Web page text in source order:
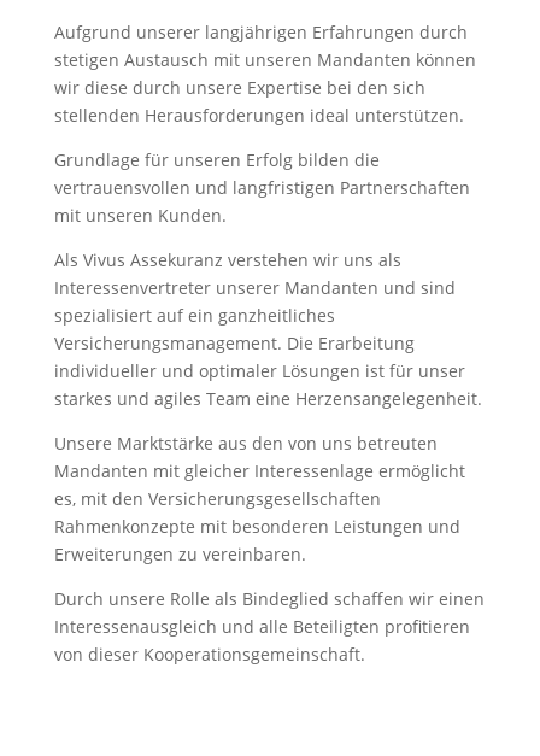
Aufgrund unserer langjährigen Erfahrungen durch
stetigen Austausch mit unseren Mandanten können
wir diese durch unsere Expertise bei den sich
stellenden Herausforderungen ideal unterstützen.
Grundlage für unseren Erfolg bilden die
vertrauensvollen und langfristigen Partnerschaften
mit unseren Kunden.
Als Vivus Assekuranz verstehen wir uns als
Interessenvertreter unserer Mandanten und sind
spezialisiert auf ein ganzheitliches
Versicherungsmanagement. Die Erarbeitung
individueller und optimaler Lösungen ist für unser
starkes und agiles Team eine Herzensangelegenheit.
Unsere Marktstärke aus den von uns betreuten
Mandanten mit gleicher Interessenlage ermöglicht
es, mit den Versicherungsgesellschaften
Rahmenkonzepte mit besonderen Leistungen und
Erweiterungen zu vereinbaren.
Durch unsere Rolle als Bindeglied schaffen wir einen
Interessenausgleich und alle Beteiligten profitieren
von dieser Kooperationsgemeinschaft.